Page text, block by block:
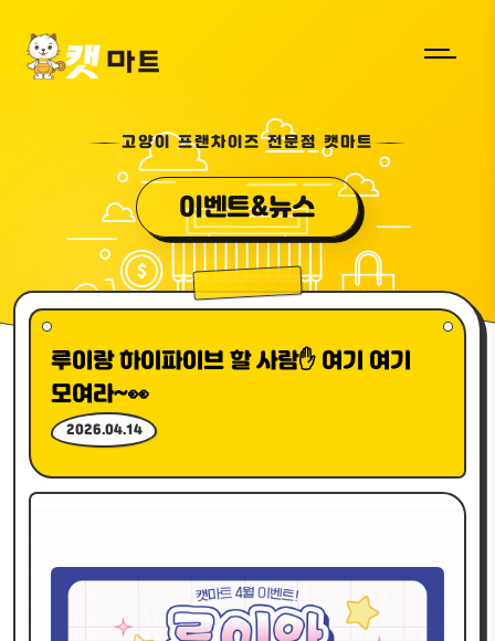
고양이 프랜차이즈 전문점 캣마트
이벤트&뉴스
루이랑 하이파이브 할 사람✋ 여기 여기
모여라~👀
2026.04.14